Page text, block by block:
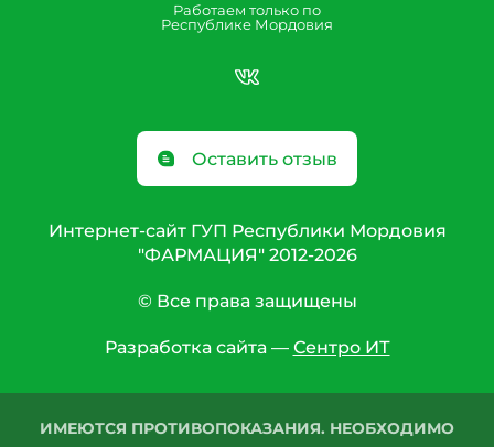
Работаем только по
Республике Мордовия
Оставить отзыв
Интернет-сайт ГУП Республики Мордовия
"ФАРМАЦИЯ" 2012-2026
© Все права защищены
Разработка сайта — Сентро ИТ
ИМЕЮТСЯ ПРОТИВОПОКАЗАНИЯ. НЕОБХОДИМО